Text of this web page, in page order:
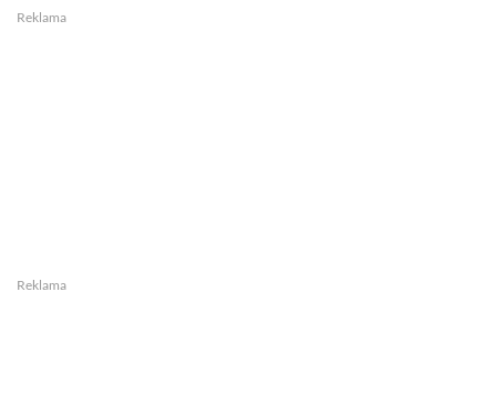
Reklama
Reklama